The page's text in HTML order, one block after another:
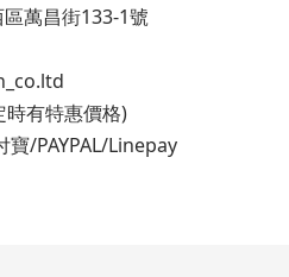
萬昌街133-1號
時有特惠價格)
/PAYPAL/Linepay